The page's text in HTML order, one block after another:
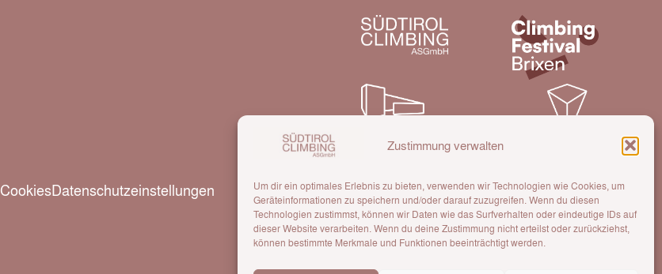
Zustimmung verwalten
Um dir ein optimales Erlebnis zu bieten, verwenden wir Technologien wie Cookies, um
Geräteinformationen zu speichern und/oder darauf zuzugreifen. Wenn du diesen
Technologien zustimmst, können wir Daten wie das Surfverhalten oder eindeutige IDs auf
dieser Website verarbeiten. Wenn du deine Zustimmung nicht erteilst oder zurückziehst,
können bestimmte Merkmale und Funktionen beeinträchtigt werden.
CookiesDatenschutzeinstellungen Eine Gesellschaft der AVS Sektion Brixen